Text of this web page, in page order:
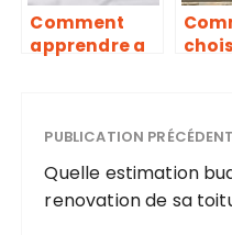
Comment
apprendre a
PUBLICATION
Quelle estimation
renovation de sa